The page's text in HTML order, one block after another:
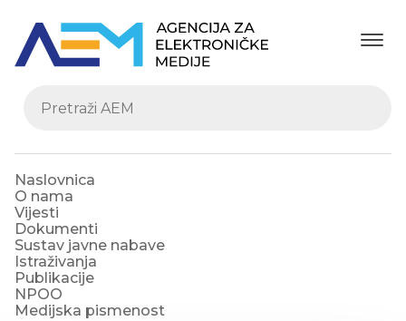
Naslovnica
O nama
Vijesti
Dokumenti
Sustav javne nabave
Istraživanja
Publikacije
NPOO
Medijska pismenost